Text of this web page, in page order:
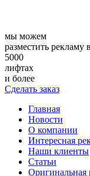
мы можем
разместить рекламу
5000
лифтах
и более
Сделать заказ
Главная
Новости
О компании
Интересная
Наши клиенты
Статьи
Оригинальная